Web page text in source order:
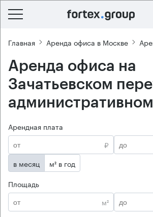
Главная Аренда офиса в Москве
Аренда офиса на
Зачатьевском
Арендная плата
₽
в месяц
м² в год
Площадь
м²